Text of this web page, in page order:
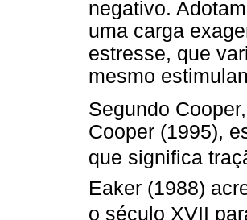
negativo.
uma carga
estresse, que
mesmo
Segundo
Cooper (1995),
que significa
Eaker (1988)
o século XVII